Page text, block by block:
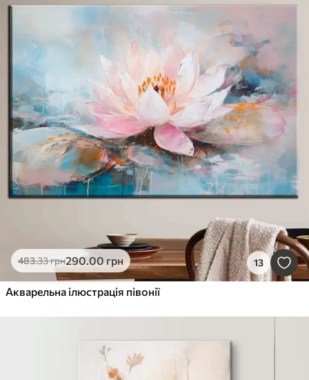
483.33грн290.00 грн 13
Акварельна ілюстрація півонії